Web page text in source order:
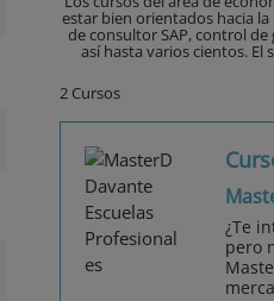
estar bien orientados hacia
de consultor SAP, control
así hasta varios cientos. El
2 Cursos
¿Te
pero